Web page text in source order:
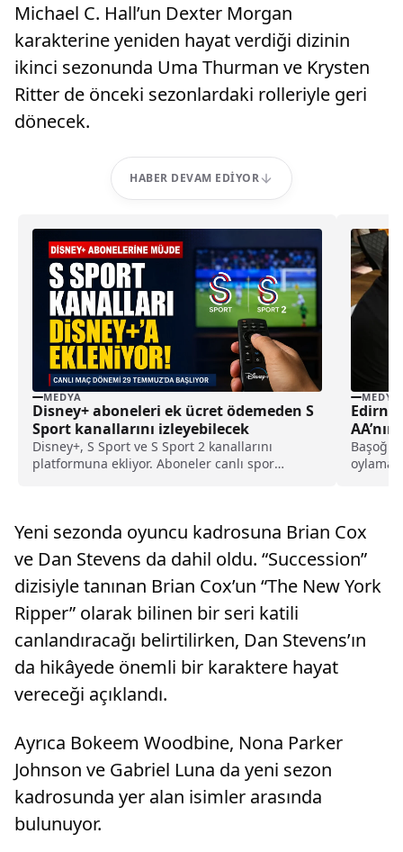
Michael C. Hall’un Dexter Morgan
karakterine yeniden hayat verdiği dizinin
ikinci sezonunda Uma Thurman ve Krysten
Ritter de önceki sezonlardaki rolleriyle geri
dönecek.
HABER DEVAM EDIYOR
MEDYA
Disney+ aboneleri ek ücret ödemeden S
Sport kanallarını izleyebilecek
Disney+, S Sport ve S Sport 2 kanallarını
platformuna ekliyor. Aboneler canlı spor
MEDYA
Edirne
Katıldı
Yeni sezonda oyuncu kadrosuna Brian Cox
ve Dan Stevens da dahil oldu. “Succession”
dizisiyle tanınan Brian Cox’un “The New York
Ripper” olarak bilinen bir seri katili
canlandıracağı belirtilirken, Dan Stevens’ın
da hikâyede önemli bir karaktere hayat
vereceği açıklandı.
Ayrıca Bokeem Woodbine, Nona Parker
Johnson ve Gabriel Luna da yeni sezon
kadrosunda yer alan isimler arasında
bulunuyor.